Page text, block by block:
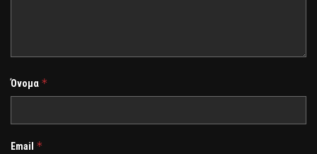
Όνομα *
Email *